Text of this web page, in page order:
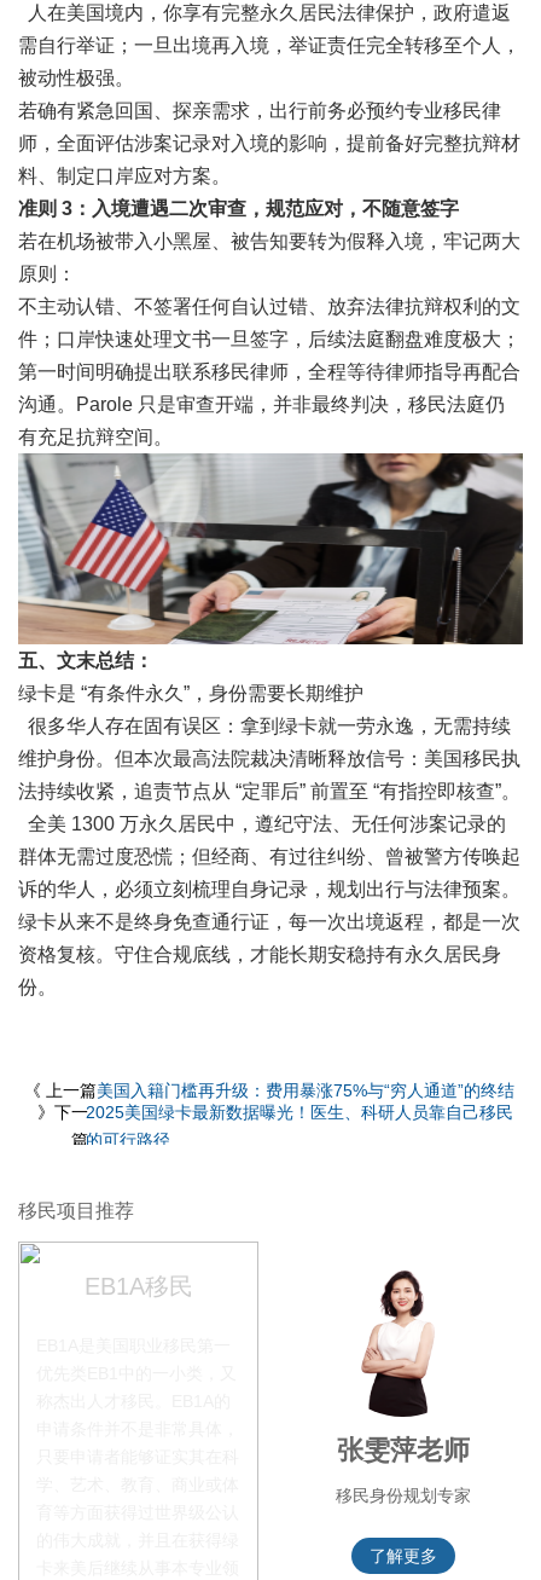
人在美国境内，你享有完整永久居民法律保护，政府遣返
需自行举证；一旦出境再入境，举证责任完全转移至个人，
被动性极强。
若确有紧急回国、探亲需求，出行前务必预约专业移民律
师，全面评估涉案记录对入境的影响，提前备好完整抗辩材
料、制定口岸应对方案。
准则 3：入境遭遇二次审查，规范应对，不随意签字
若在机场被带入小黑屋、被告知要转为假释入境，牢记两大
原则：
不主动认错、不签署任何自认过错、放弃法律抗辩权利的文
件；口岸快速处理文书一旦签字，后续法庭翻盘难度极大；
第一时间明确提出联系移民律师，全程等待律师指导再配合
沟通。Parole 只是审查开端，并非最终判决，移民法庭仍
有充足抗辩空间。
五、文末总结：
绿卡是 “有条件永久”，身份需要长期维护
很多华人存在固有误区：拿到绿卡就一劳永逸，无需持续
维护身份。但本次最高法院裁决清晰释放信号：美国移民执
法持续收紧，追责节点从 “定罪后” 前置至 “有指控即核查”。
全美 1300 万永久居民中，遵纪守法、无任何涉案记录的
群体无需过度恐慌；但经商、有过往纠纷、曾被警方传唤起
诉的华人，必须立刻梳理自身记录，规划出行与法律预案。
绿卡从来不是终身免查通行证，每一次出境返程，都是一次
资格复核。守住合规底线，才能长期安稳持有永久居民身
份。
《 上一篇美国入籍门槛再升级：费用暴涨75%与“穷人通道”的终结
》下一
篇
2025美国绿卡最新数据曝光！医生、科研人员靠自己移民
的可行路径
移民项目推荐
EB1A移民
张雯萍老师
移民身份规划专家
了解更多